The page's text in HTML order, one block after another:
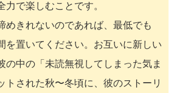
力で楽しむことです。
めきれないのであれば、最低でも
を置いてください。お互いに新しい
の中の「未読無視してしまった気ま
トされた秋〜冬頃に、彼のストーリ